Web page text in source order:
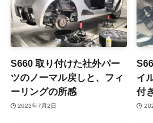
S660 取り付けた社外パー
ツのノーマル戻しと、フィ
ーリングの所感
2023年7月2日
イ
付